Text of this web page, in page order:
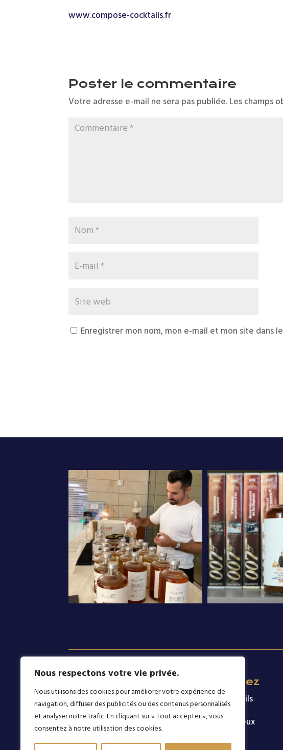
Nous respectons votre vie privée.
Nous utilisons des cookies pour améliorer votre expérience de
navigation, diffuser des publicités ou des contenus personnalisés
et analyser notre trafic. En cliquant sur « Tout accepter », vous
consentez à notre utilisation des cookies.
www.compose-cocktails.fr:
l’idée
de
Poster le commentaire
Votre adresse e-mail ne sera pas publiée.Les champs
Enregistrer mon nom, mon e-mail et mon site dans
Qui sommes-nous
Nous contacter
Professionnels
Découvrez
Nos Cocktails
Nos Spiritueux